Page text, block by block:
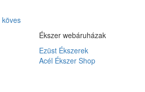
köves
Ékszer webáruházak
Ezüst Ékszerek
Acél Ékszer Shop